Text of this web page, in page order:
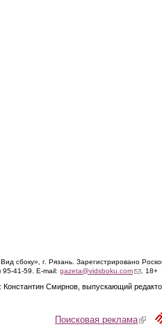
сбоку», г. Рязань. Зарегистрировано
41-59. E-mail: gazeta@vidsboku.com(link. 18+
Константин Смирнов, выпускающий
Поисковая реклама(link